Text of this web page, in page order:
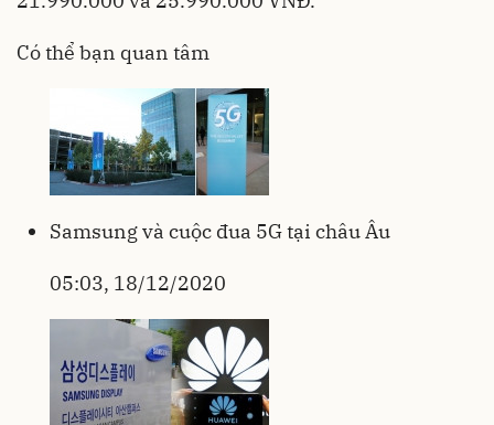
Có thể bạn quan tâm
Samsung và cuộc đua 5G tại châu Âu
05:03, 18/12/2020